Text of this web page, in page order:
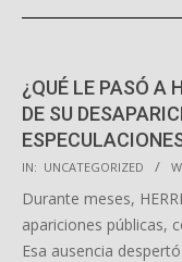
¿QUÉ LE PASÓ A
DE SU
2025-
10-
IN: UNCATEGORIZED
Durante meses,
apariciones públicas,
Esa ausencia